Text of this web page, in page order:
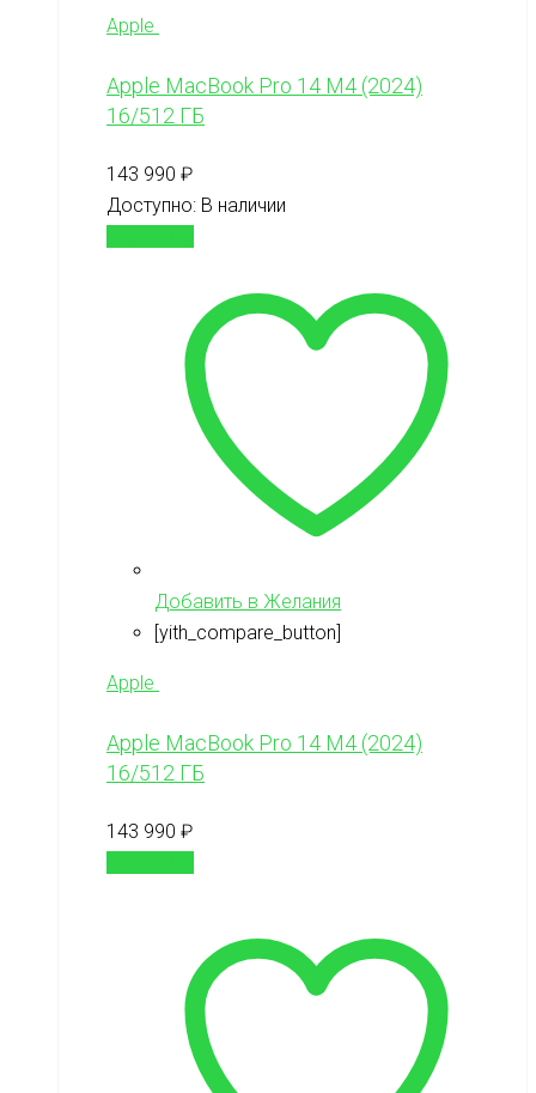
Apple
Apple MacBook Pro 14 M4 (2024)
16/512 ГБ
143 990 ₽
Доступно: В наличии
Добавить в Желания
[yith_compare_button]
Apple
Apple MacBook Pro 14 M4 (2024)
16/512 ГБ
143 990 ₽